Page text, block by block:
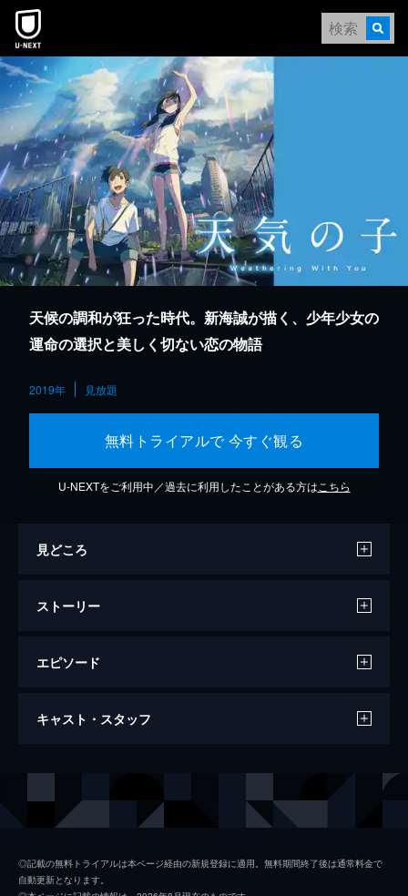
本文へスキップ
天候の調和が狂った時代。新海誠が描く、少年少女の
運命の選択と美しく切ない恋の物語
2019年 見放題
無料トライアルで 今すぐ観る
U-NEXTをご利用中／過去に利用したことがある方は こちら
見どころ
ストーリー
エピソード
天気の子
キャスト・スタッフ
天野陽菜 森七菜
◎記載の無料トライアルは本ページ経由の新規登録に適用。無料期間終了後は通常料金で
自動更新となります。